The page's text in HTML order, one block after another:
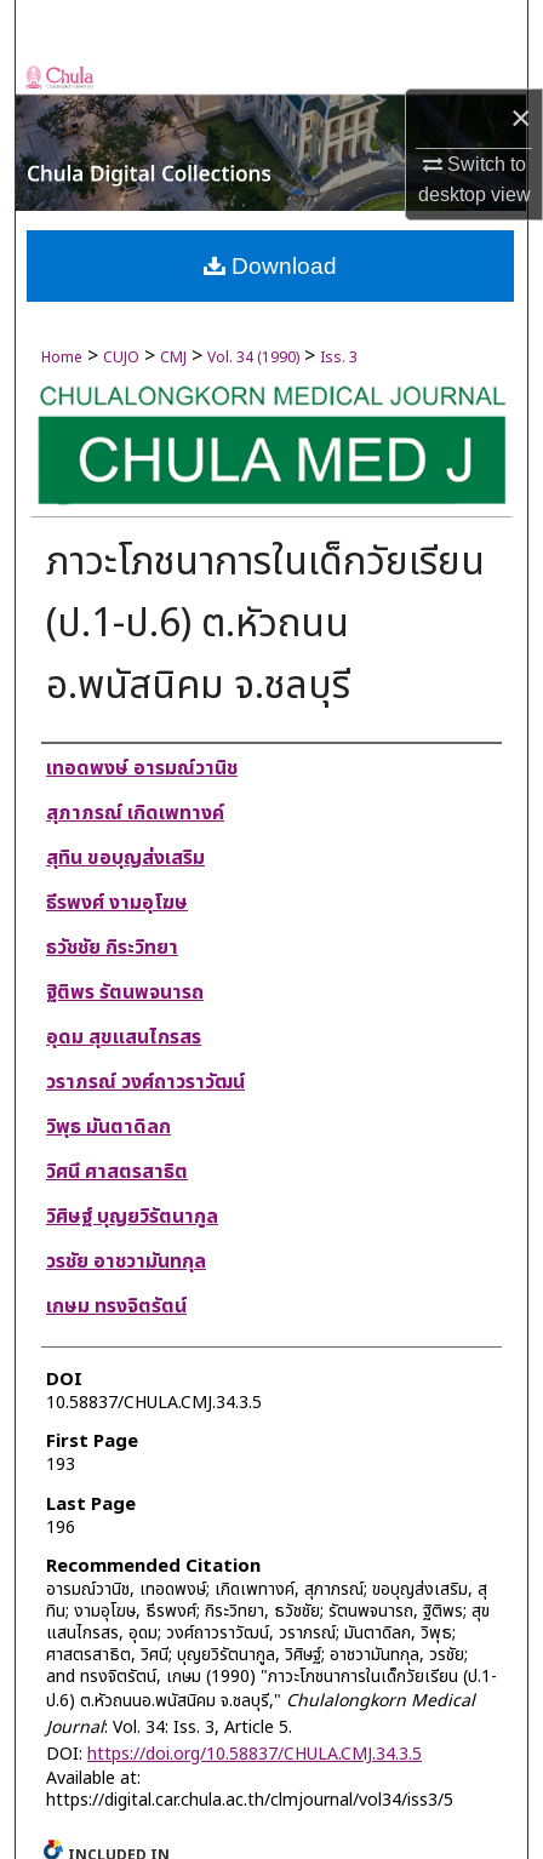
×
Switch to
desktopview
Browse Collections
My Account
About
Digital Commons Network™
Home > CUJO > CMJ > Vol. 34 (1990) > Iss. 3
ภาวะโภชนาการในเด็กวัยเรียน
(ป.1-ป.6) ต.หัวถนน
อ.พนัสนิคม จ.ชลบุรี
Authors
เทอดพงษ์ อารมณ์วานิช
สุภาภรณ์ เกิดเพทางค์
สุทิน ขอบุญส่งเสริม
ธีรพงศ์ งามอุโฆษ
ธวัชชัย กิระวิทยา
ฐิติพร รัตนพจนารถ
อุดม สุขแสนไกรสร
วราภรณ์ วงศ์ถาวราวัฒน์
วิพุธ มันตาดิลก
วิศนี ศาสตรสาธิต
วิศิษฐ์ บุญยวิรัตนากูล
วรชัย อาชวามันทกุล
เกษม ทรงจิตรัตน์
DOI
10.58837/CHULA.CMJ.34.3.5
First Page
193
Last Page
196
Recommended Citation
อารมณ์วานิช, เทอดพงษ์; เกิดเพทางค์, สุภาภรณ์; ขอบุญส่งเสริม, สุ
ทิน; งามอุโฆษ, ธีรพงศ์; กิระวิทยา, ธวัชชัย; รัตนพจนารถ, ฐิติพร; สุข
แสนไกรสร, อุดม; วงศ์ถาวราวัฒน์, วราภรณ์; มันตาดิลก, วิพุธ;
ศาสตรสาธิต, วิศนี; บุญยวิรัตนากูล, วิศิษฐ์; อาชวามันทกุล, วรชัย;
and ทรงจิตรัตน์, เกษม (1990) "ภาวะโภชนาการในเด็กวัยเรียน (ป.1-
ป.6) ต.หัวถนนอ.พนัสนิคม จ.ชลบุรี," Chulalongkorn Medical
Journal: Vol. 34: Iss. 3, Article 5.
DOI: https://doi.org/10.58837/CHULA.CMJ.34.3.5
Available at:
https://digital.car.chula.ac.th/clmjournal/vol34/iss3/5
Download